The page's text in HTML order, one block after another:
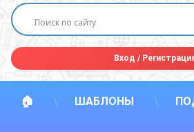
Вход /
🏠 ШАБЛОНЫ